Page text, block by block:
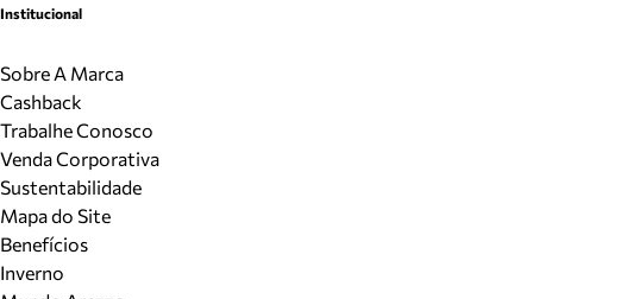
Institucional
Sobre A Marca
Cashback
Trabalhe Conosco
Venda Corporativa
Sustentabilidade
Mapa do Site
Benefícios
Inverno